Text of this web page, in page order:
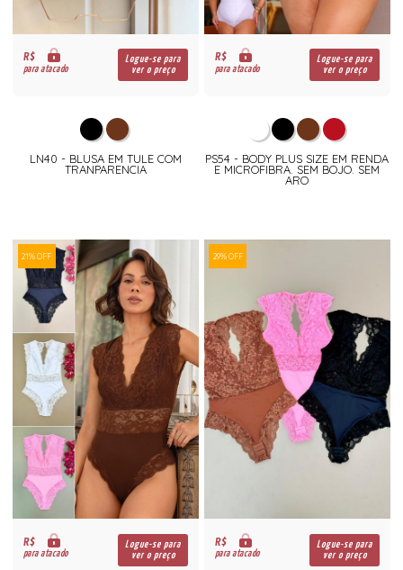
R$
para atacado
Logue-se para
ver o preço
LN40 - BLUSA EM TULE COM
TRANPARENCIA
R$
para atacado
Logue-se para
ver o preço
PS54 - BODY PLUS SIZE EM RENDA
E MICROFIBRA. SEM BOJO. SEM
ARO
21% OFF
R$
para atacado
Logue-se para
ver o preço
29% OFF
R$
para atacado
Logue-se para
ver o preço